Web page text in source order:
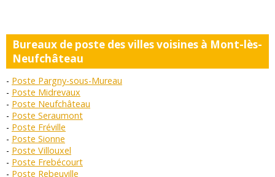
Bureaux de poste des villes voisines à Mont-lès-
Neufchâteau
Poste Pargny-sous-Mureau
Poste Midrevaux
Poste Neufchâteau
Poste Seraumont
Poste Fréville
Poste Sionne
Poste Villouxel
Poste Frebécourt
Poste Rebeuville